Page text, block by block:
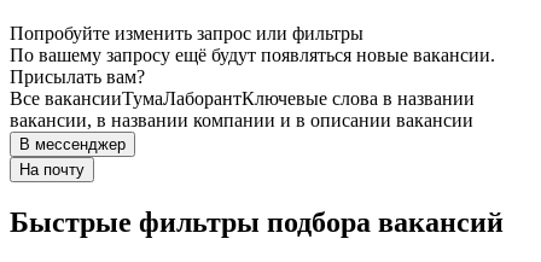
Попробуйте изменить запрос или фильтры
По вашему запросу ещё будут появляться новые вакансии.
Присылать вам?
Все вакансииТумаЛаборантКлючевые слова в названии
вакансии, в названии компании и в описании вакансии
В мессенджер
На почту
Быстрые фильтры подбора вакансий